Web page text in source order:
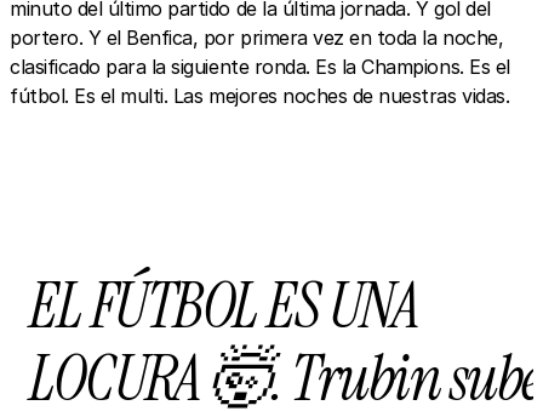
minuto del último partido de la última jornada. Y gol del
portero. Y el Benfica, por primera vez en toda la noche,
clasificado para la siguiente ronda. Es la Champions. Es el
fútbol. Es el multi. Las mejores noches de nuestras vidas.
EL FÚTBOL ES UNA
LOCURA 🤯. Trubin sube